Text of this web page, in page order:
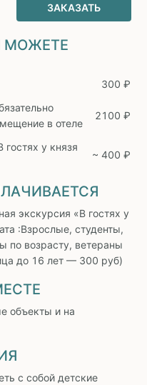
ЗАКАЗАТЬ
МОЖЕТЕ
300 ₽
в отеле
2100 ₽
гостях у князя
~ 400 ₽
экскурсия «В гостях у
:Взрослые, студенты,
по возрасту, ветераны
до 16 лет — 300 руб)
объекты и на
с собой детские